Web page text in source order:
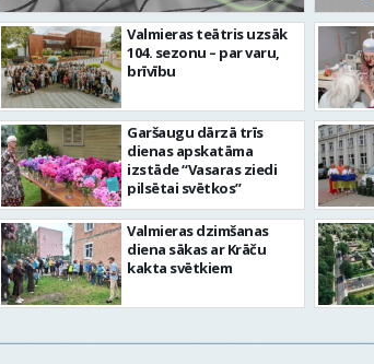
FOTO: Ar daudzveidīgiem
aizvadīta Valmieras 743.
Valmieras teātris uzsāk
104. sezonu – par varu,
brīvību
Garšaugu dārzā trīs
dienas apskatāma
izstāde “Vasaras ziedi
pilsētai svētkos”
Valmieras dzimšanas
diena sākas ar Krāču
kakta svētkiem